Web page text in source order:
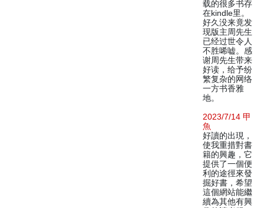
载的很多书存
在kindle里。
好久没来竟发
现版主周先生
已经过世令人
不胜唏嘘。感
谢周先生带来
好读，给予纷
繁复杂的网络
一方书香雅
地。
2023/7/14 甲
魚
好讀的出現，
使我重措對書
籍的興趣，它
提供了一個便
利的途徑來發
掘好書，希望
這個網站能繼
續為其他有興